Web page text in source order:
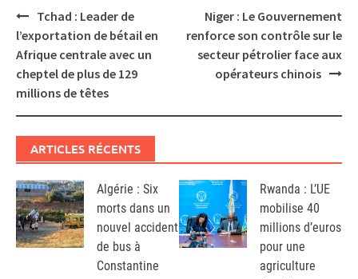
Post
navigation
Tchad : Leader de
l’exportation de bétail en
Afrique centrale avec un
cheptel de plus de 129
millions de têtes
Niger : Le Gouvernement
renforce son contrôle sur le
secteur pétrolier face aux
opérateurs chinois
ARTICLES RÉCENTS
Algérie : Six
morts dans un
nouvel accident
de bus à
Constantine
Rwanda : L’UE
mobilise 40
millions d’euros
pour une
agriculture